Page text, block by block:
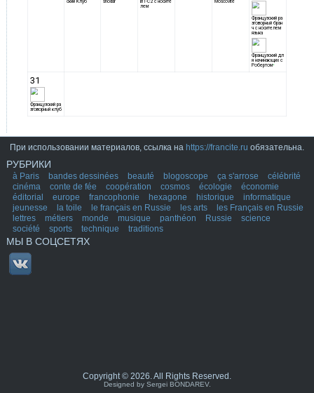
При использовании материалов, ссылка на https://francite.ru обязательна.
РУБРИКИ
à Paris bandes dessinées beauté blogoscope ça s'arrose
célébrité
cinéma
conte de fée coopération cosmos écologie
économie
éditorial
europe francophonie hexagone historique
informatique
jeunesse
la toile le français en Russie les arts
les Français en Russie
lettres
métiers monde musique panthéon Russie
science
société
sports technique traditions
МЫ В СОЦСЕТЯХ
Copyright © 2026. All Rights Reserved.
Designed by Sergei BONDAREV.